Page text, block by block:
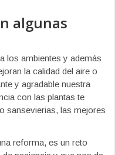
algunas
los ambientes y además
la calidad del aire o
y agradable nuestra
con las plantas te
sansevierias, las mejores
reforma, es un reto